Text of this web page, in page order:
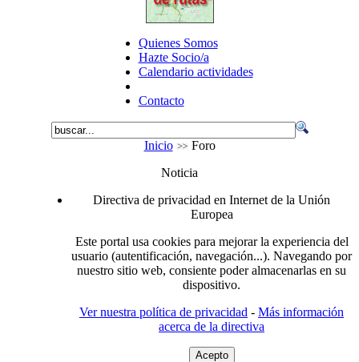
Quienes Somos
Hazte Socio/a
Calendario actividades
Contacto
Inicio
Foro
Noticia
Directiva de privacidad en Internet de la Unión
Europea
Este portal usa cookies para mejorar la experiencia del
usuario (autentificación, navegación...). Navegando por
nuestro sitio web, consiente poder almacenarlas en su
dispositivo.
Ver nuestra política de privacidad - Más información
acerca de la directiva
Acepto